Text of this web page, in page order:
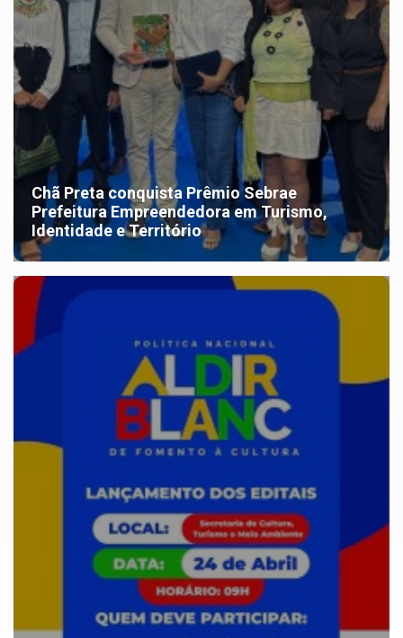
Chã Preta conquista Prêmio Sebrae
Prefeitura Empreendedora em Turismo,
Identidade e Território